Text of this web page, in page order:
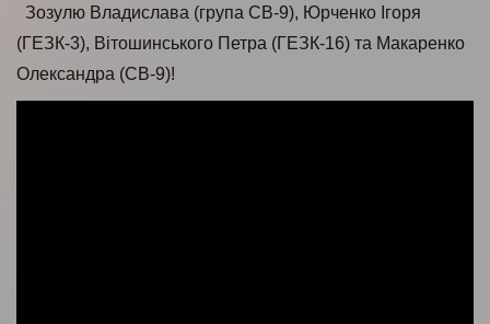
Зозулю Владислава (група СВ-9), Юрченко Ігоря
(ГЕЗК-3), Вітошинського Петра (ГЕЗК-16) та Макаренко
Олександра (СВ-9)!